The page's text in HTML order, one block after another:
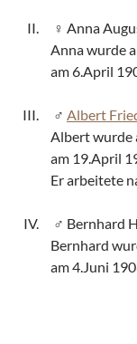
Anna
Anna wurde
am 6.April
Albert
Albert wurde
am 19.April
Er arbeitete
Bernhard
Bernhard
am 4.Juni